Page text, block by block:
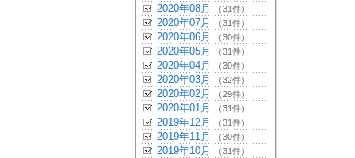
2020年08月 （31件）
2020年07月 （31件）
2020年06月 （30件）
2020年05月 （31件）
2020年04月 （30件）
2020年03月 （32件）
2020年02月 （29件）
2020年01月 （31件）
2019年12月 （31件）
2019年11月 （30件）
2019年10月 （31件）